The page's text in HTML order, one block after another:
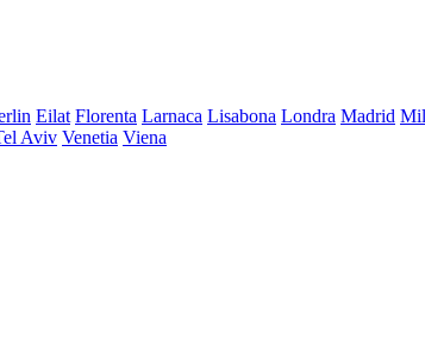
Eilat Florenta Larnaca Lisabona Londra Madrid
Aviv Venetia Viena